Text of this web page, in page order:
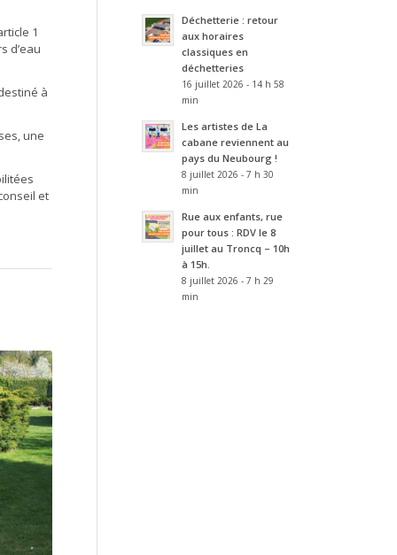
1
d’eau
à
une
et
Déchetterie : retour
aux horaires
classiques en
déchetteries
16 juillet 2026 - 14 h 58
min
Les artistes de La
cabane reviennent au
pays du Neubourg !
8 juillet 2026 - 7 h 30
min
Rue aux enfants, rue
pour tous : RDV le 8
juillet au Troncq – 10h
à 15h.
8 juillet 2026 - 7 h 29
min